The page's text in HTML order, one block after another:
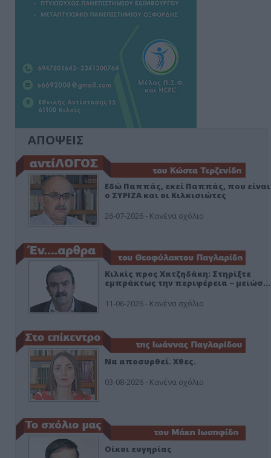
ΑΠΟΨΕΙΣ
Εδώ Παππάς, εκεί Παππάς, που είναι
ο ΣΥΡΙΖΑ και οι Κιλκισιώτες
26-07-2026 - Κανένα σχόλιο
Κιλκίς προς Χατζηδάκη: Στηρίξτε
εμπράκτως την περιφέρεια – μειώσ…
11-06-2026 - Κανένα σχόλιο
Να αποσυρθεί. Χθες.
03-08-2026 - Κανένα σχόλιο
Οίκοι ευγηρίας